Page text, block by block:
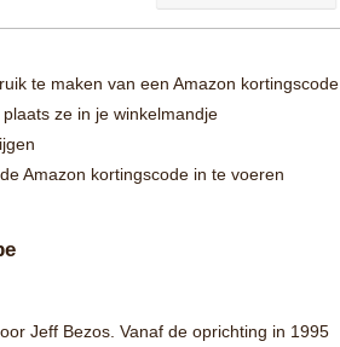
te maken van een Amazon kortingscode
ze in je winkelmandje
Amazon kortingscode in te voeren
Jeff Bezos. Vanaf de oprichting in 1995